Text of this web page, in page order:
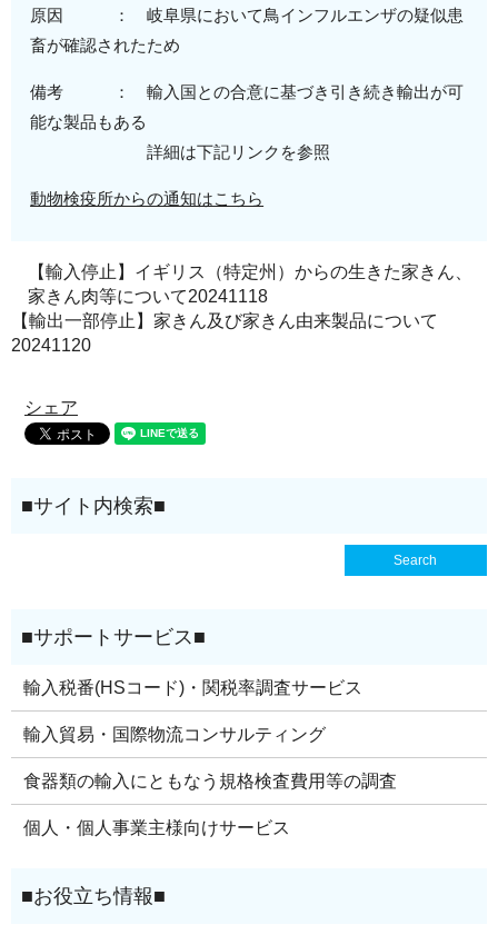
原因 ：岐阜県において鳥インフルエンザの疑似患
畜が確認されたため
備考 ： 輸入国との合意に基づき引き続き輸出が可
能な製品もある
詳細は下記リンクを参照
動物検疫所からの通知はこちら
【輸入停止】イギリス（特定州）からの生きた家きん、
家きん肉等について20241118
【輸出一部停止】家きん及び家きん由来製品について
20241120
シェア
輸入税番(HSコード)・関税率調査サービス
輸入貿易・国際物流コンサルティング
食器類の輸入にともなう規格検査費用等の調査
個人・個人事業主様向けサービス